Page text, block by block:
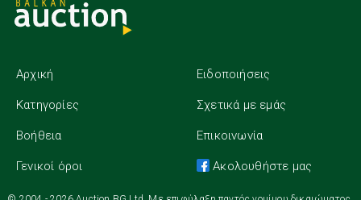
Αρχική
Κατηγορίες
Βοήθεια
Γενικοί όροι
Ειδοποιήσεις
Σχετικά με εμάς
Επικοινωνία
Ακολουθήστε μας